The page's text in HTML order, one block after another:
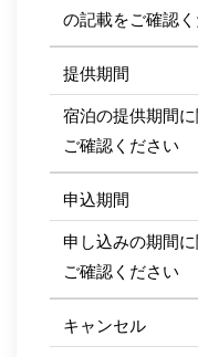
の記載をご確認く
提供期間
宿泊の提供期間
ご確認ください
申込期間
申し込みの期間
ご確認ください
キャンセル